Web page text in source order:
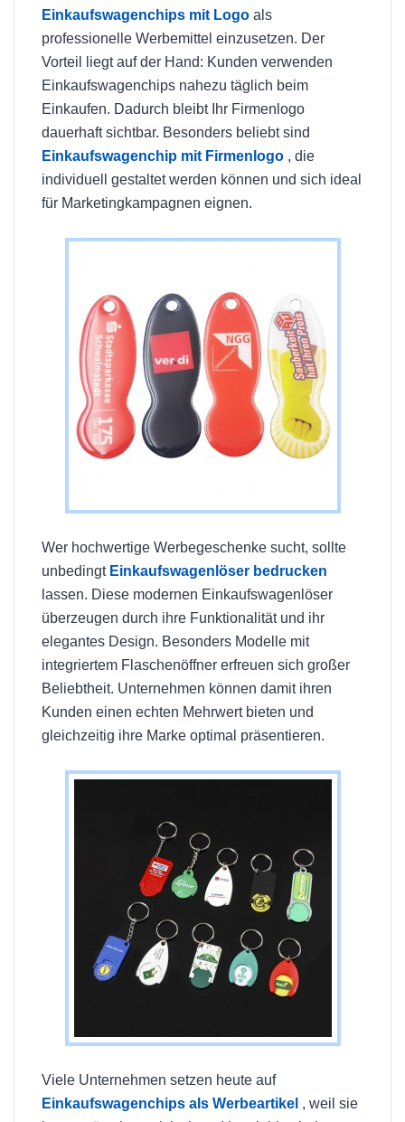
Einkaufswagenchips mit Logo als
professionelle Werbemittel einzusetzen. Der
Vorteil liegt auf der Hand: Kunden verwenden
Einkaufswagenchips nahezu täglich beim
Einkaufen. Dadurch bleibt Ihr Firmenlogo
dauerhaft sichtbar. Besonders beliebt sind
Einkaufswagenchip mit Firmenlogo , die
individuell gestaltet werden können und sich ideal
für Marketingkampagnen eignen.
Wer hochwertige Werbegeschenke sucht, sollte
unbedingt Einkaufswagenlöser bedrucken
lassen. Diese modernen Einkaufswagenlöser
überzeugen durch ihre Funktionalität und ihr
elegantes Design. Besonders Modelle mit
integriertem Flaschenöffner erfreuen sich großer
Beliebtheit. Unternehmen können damit ihren
Kunden einen echten Mehrwert bieten und
gleichzeitig ihre Marke optimal präsentieren.
Viele Unternehmen setzen heute auf
Einkaufswagenchips als Werbeartikel , weil sie